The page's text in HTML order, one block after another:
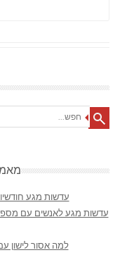
עדשות מגע
עדשות מגע לאנשים עם
למה אסור לישון